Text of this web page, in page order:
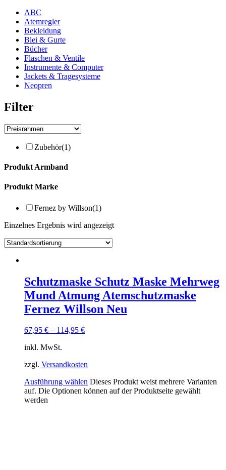
ABC
Atemregler
Bekleidung
Blei & Gurte
Bücher
Flaschen & Ventile
Instrumente & Computer
Jackets & Tragesysteme
Neopren
Filter
Zubehör(1)
Produkt Armband
Produkt Marke
Fernez by Willson(1)
Einzelnes Ergebnis wird angezeigt
Schutzmaske Schutz Maske Mehrweg
Mund Atmung Atemschutzmaske
Fernez Willson Neu
67,95 € – 114,95 €
inkl. MwSt.
zzgl. Versandkosten
Ausführung wählen Dieses Produkt weist mehrere Varianten
auf. Die Optionen können auf der Produktseite gewählt
werden